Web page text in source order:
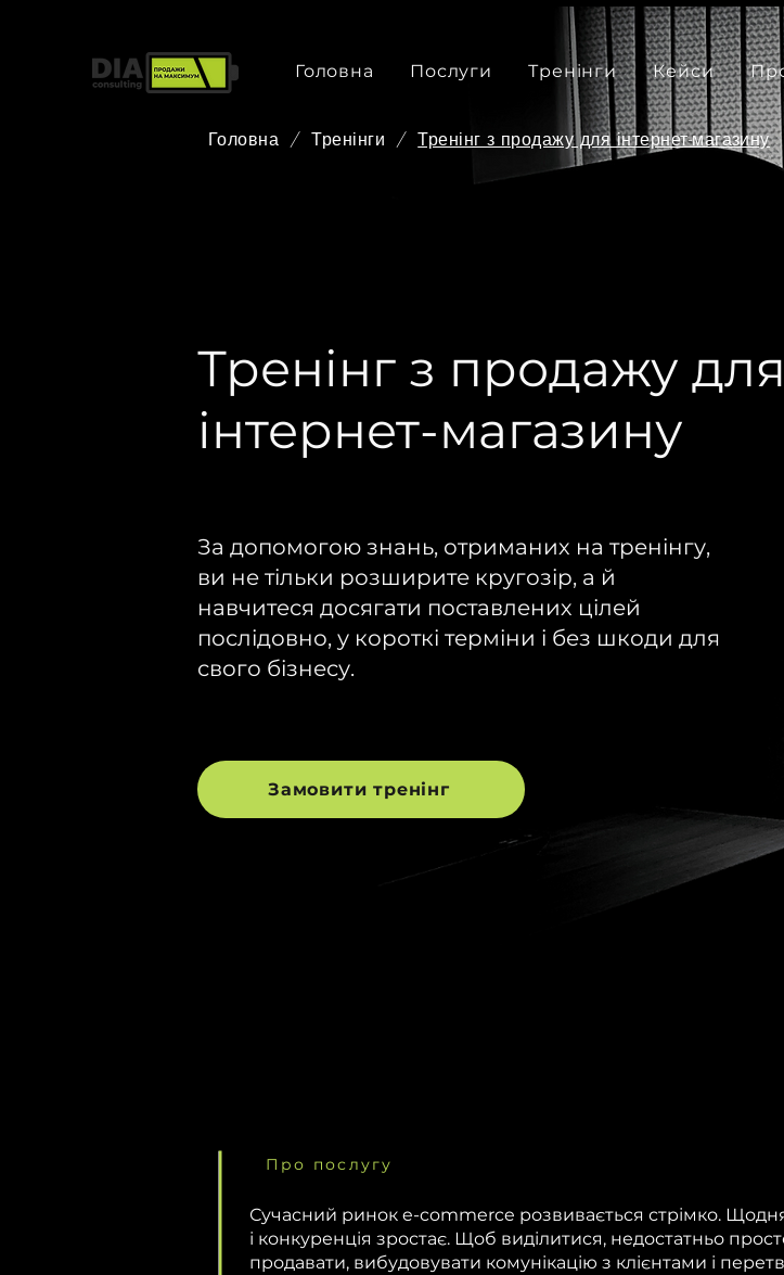
Головна Послуги Тренінги Кейси
Головна / Тренінги / Тренінг з продажу для інтернет-магазину
Тренінг з продажу для
інтернет-магазину
За допомогою знань, отриманих на тренінгу,
ви не тільки розширите кругозір, а й
навчитеся досягати поставлених цілей
послідовно, у короткі терміни і без шкоди для
свого бізнесу.
Замовити тренінг
Про послугу
Сучасний ринок e-commerce розвивається стрімко.
і конкуренція зростає. Щоб виділитися, недостатньо
продавати, вибудовувати комунікацію з клієнтами і